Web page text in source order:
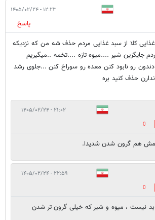
۱۲:۲۳ - ۱۴۰۵/۰۲/۲۴
پاسخ
کلا از سبد غذایی مردم حذف شه من که نزدیکه
جایگزین شیر ....میوه تازه ....تخمه ..میگیریم
دندون رو نابود کنن معده رو سوراخ کنن ...جلوی رشد
حذف کنید بره
۲۱:۰۲ - ۱۴۰۵/۰۲/۲۴
0
هم گرون شدن شدیدا.
۲۲:۵۹ - ۱۴۰۵/۰۲/۲۴
0
نیست ، میوه و شیر که خیلی گرون تر شدن